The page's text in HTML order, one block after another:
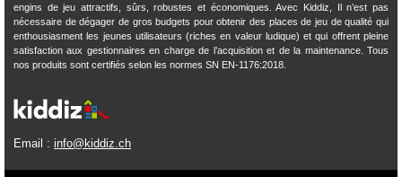
engins de jeu attractifs, sûrs, robustes et économiques. Avec Kiddiz, Il n’est pas
nécessaire de dégager de gros budgets pour obtenir des places de jeu de qualité qui
enthousiasment les jeunes utilisateurs (riches en valeur ludique) et qui offrent pleine
satisfaction aux gestionnaires en charge de l’acquisition et de la maintenance. Tous
nos produits sont certifiés selon les normes SN EN-1176:2018.
Email : info@kiddiz.ch